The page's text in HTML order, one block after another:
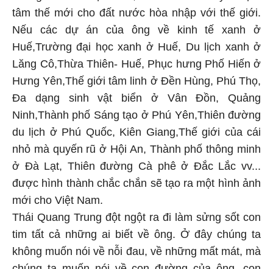
tâm thế mới cho đất nước hòa nhập với thế giới.
Nếu các dự án của ông về kinh tế xanh ở
Huế,Trường đại học xanh ở Huế, Du lịch xanh ở
Lăng Cô,Thừa Thiên- Huế, Phục hưng Phố Hiến ở
Hưng Yên,Thế giới tâm linh ở Đền Hùng, Phú Thọ,
Đa dạng sinh vật biển ở Vân Đồn, Quảng
Ninh,Thành phố Sáng tạo ở Phú Yên,Thiên đường
du lịch ở Phú Quốc, Kiên Giang,Thế giới của cái
nhỏ mà quyến rũ ở Hội An, Thành phố thông minh
ở Đà Lạt, Thiên đường Cà phê ở Đắc Lắc vv...
được hình thành chắc chắn sẽ tạo ra một hình ảnh
mới cho Việt Nam.
Thái Quang Trung đột ngột ra đi làm sửng sốt con
tim tất cả những ai biết về ông. Ở đây chúng ta
không muốn nói về nỗi đau, về những mất mát, mà